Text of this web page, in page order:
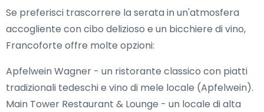
Se preferisci trascorrere la serata in un'atmosfera
accogliente con cibo delizioso e un bicchiere di vino,
Francoforte offre molte opzioni:
Apfelwein Wagner - un ristorante classico con piatti
tradizionali tedeschi e vino di mele locale (Apfelwein).
Main Tower Restaurant & Lounge - un locale di alta